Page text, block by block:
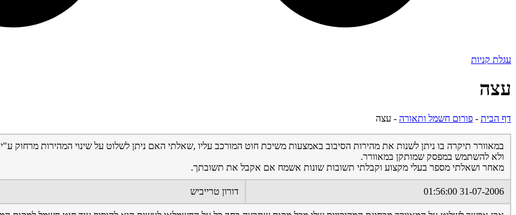
עגלת קניות
עצה
דף הבית - פורום חשמל ותאורה - עצה
במאוורר תיקרה בו ניתן לשנות את מהירות הסיבוב באמצעות משיכת חוט המורכב עליו ,שאלתי האם ניתן לשלוט על שינוי המהירות מרחוק
ולא להשתמש במפסק שמותקן במאוורר.
מאחר ושאלתי מספר בעלי מקצוע וקבלתי תשובות שונות אשמח אם אקבל את תשובתך.
31-07-2006 01:56:00 דורון טרייביש